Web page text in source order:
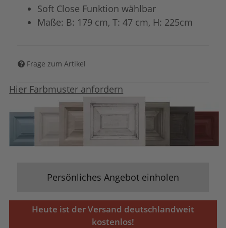
Soft Close Funktion wählbar
Maße: B: 179 cm, T: 47 cm, H: 225cm
Frage zum Artikel
Hier Farbmuster anfordern
Persönliches Angebot einholen
Heute ist der Versand deutschlandweit
kostenlos!